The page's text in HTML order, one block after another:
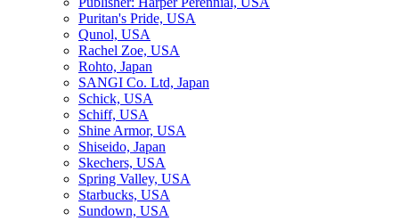
Puritan's Pride, USA
Qunol, USA
Rachel Zoe, USA
Rohto, Japan
SANGI Co. Ltd, Japan
Schick, USA
Schiff, USA
Shine Armor, USA
Shiseido, Japan
Skechers, USA
Spring Valley, USA
Starbucks, USA
Sundown, USA